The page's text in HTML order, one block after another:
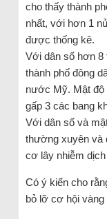
cho thấy thành
nhất, với hơn 1
được thống kê.
Với dân số hơn 8
thành phố đông
nước Mỹ. Mật độ
gấp 3 các bang
Với dân số và
thường xuyên và
cơ lây nhiễm
Có ý kiến cho
bỏ lỡ cơ hội vàng